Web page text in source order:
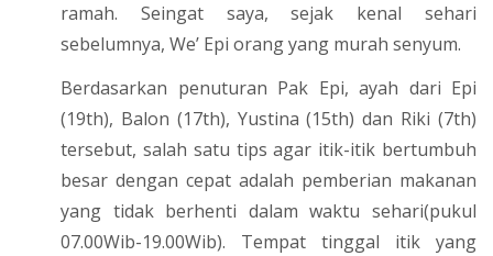
ramah. Seingat saya, sejak kenal sehari
sebelumnya, We’ Epi orang yang murah senyum.
Berdasarkan penuturan Pak Epi, ayah dari Epi
(19th), Balon (17th), Yustina (15th) dan Riki (7th)
tersebut, salah satu tips agar itik-itik bertumbuh
besar dengan cepat adalah pemberian makanan
yang tidak berhenti dalam waktu sehari(pukul
07.00Wib-19.00Wib). Tempat tinggal itik yang